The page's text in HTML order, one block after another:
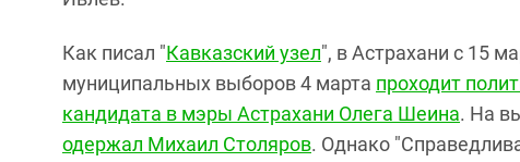
Как писал "Кавказский узел", в Астрахани с 15
муниципальных выборов 4 марта проходит
кандидата в мэры Астрахани Олега Шеина. На
одержал Михаил Столяров. Однако